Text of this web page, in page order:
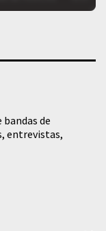
de
entrevistas,